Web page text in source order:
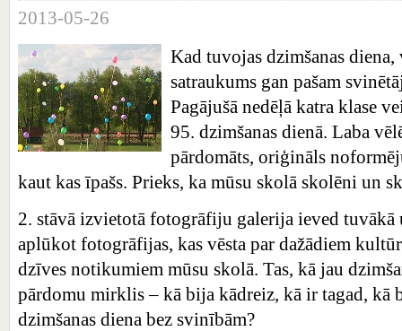
2013-05-26
Kad tuvojas dzimšanas diena,
satraukums gan pašam
Pagājušā nedēļā katra klase
95. dzimšanas dienā. Laba
pārdomāts, oriģināls
kaut kas īpašs. Prieks, ka mūsu skolā skolēni un
2. stāvā izvietotā fotogrāfiju galerija ieved tuvākā
aplūkot fotogrāfijas, kas vēsta par dažādiem
dzīves notikumiem mūsu skolā. Tas, kā jau
pārdomu mirklis – kā bija kādreiz, kā ir tagad, kā
dzimšanas diena bez svinībām?